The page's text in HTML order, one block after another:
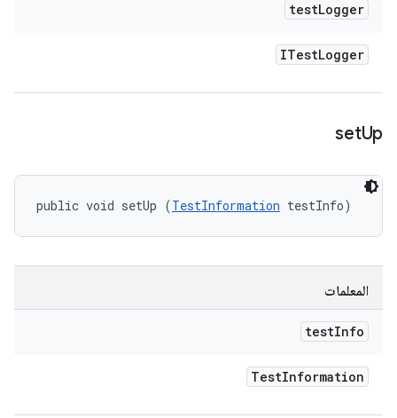
testLogger
ITestLogger
setUp
public void setUp (TestInformation testInfo)
المعلمات
testInfo
TestInformation